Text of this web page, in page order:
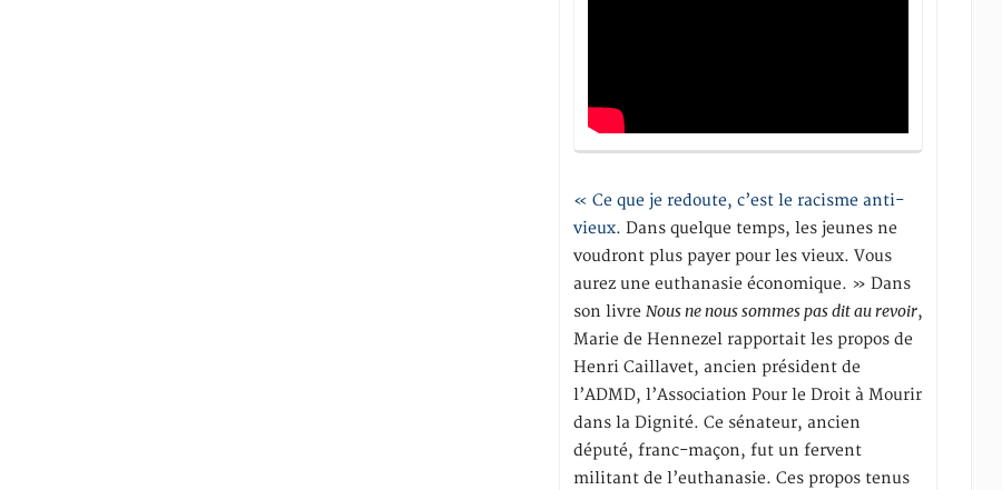
« Ce que je redoute, c’est le racisme anti-
vieux. Dans quelque temps, les jeunes ne
voudront plus payer pour les vieux. Vous
aurez une euthanasie économique. » Dans
son livreNous ne nous sommes pas dit au revoir,
Marie de Hennezel rapportait les propos de
Henri Caillavet, ancien président de
l’ADMD, l’Association Pour le Droit à Mourir
dans la Dignité. Ce sénateur, ancien
député, franc-maçon, fut un fervent
militant de l’euthanasie. Ces propos tenus